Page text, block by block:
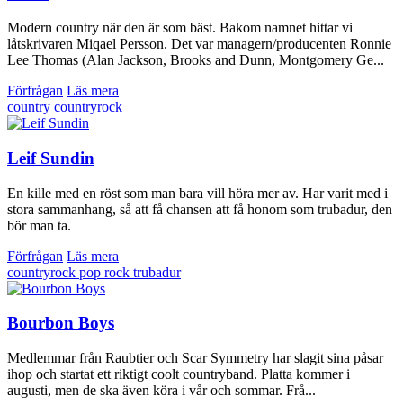
Modern country när den är som bäst. Bakom namnet hittar vi
låtskrivaren Miqael Persson. Det var managern/producenten Ronnie
Lee Thomas (Alan Jackson, Brooks and Dunn, Montgomery Ge...
Förfrågan Läs mera
country countryrock
Leif Sundin
En kille med en röst som man bara vill höra mer av. Har varit med i
stora sammanhang, så att få chansen att få honom som trubadur, den
bör man ta.
Förfrågan Läs mera
countryrock pop rock trubadur
Bourbon Boys
Medlemmar från Raubtier och Scar Symmetry har slagit sina påsar
ihop och startat ett riktigt coolt countryband. Platta kommer i
augusti, men de ska även köra i vår och sommar. Frå...